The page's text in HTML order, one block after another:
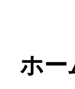
ホー